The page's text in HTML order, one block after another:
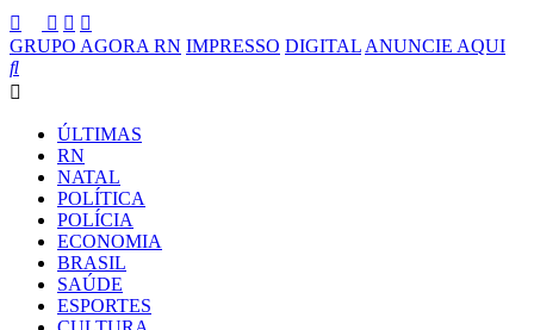
GRUPO AGORA RN IMPRESSO DIGITAL ANUNCIE AQUI
ÚLTIMAS
RN
NATAL
POLÍTICA
POLÍCIA
ECONOMIA
BRASIL
SAÚDE
ESPORTES